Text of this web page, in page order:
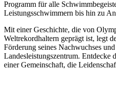
Programm für alle
Leistungsschwimmern bis hin zu
Mit einer Geschichte, die von
Weltrekordhaltern geprägt ist, legt
Förderung seines Nachwuchses
Landesleistungszentrum. Entdecke
einer Gemeinschaft, die